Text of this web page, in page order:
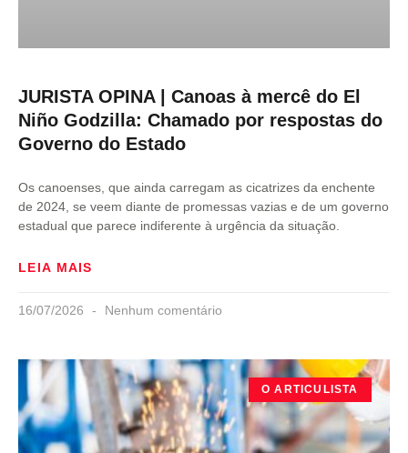
JURISTA OPINA | Canoas à mercê do El
Niño Godzilla: Chamado por respostas do
Governo do Estado
Os canoenses, que ainda carregam as cicatrizes da enchente
de 2024, se veem diante de promessas vazias e de um governo
estadual que parece indiferente à urgência da situação.
LEIA MAIS
16/07/2026 Nenhum comentário
O ARTICULISTA